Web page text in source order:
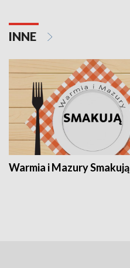
INNE
Warmia i Mazury Smakują